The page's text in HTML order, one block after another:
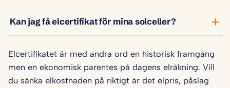
Kan jag få elcertifikat för mina solceller?
Elcertifikatet är med andra ord en historisk framgång
men en ekonomisk parentes på dagens elräkning. Vill
du sänka elkostnaden på riktigt är det elpris, påslag